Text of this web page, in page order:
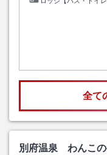
全て
別府温泉 わんこの